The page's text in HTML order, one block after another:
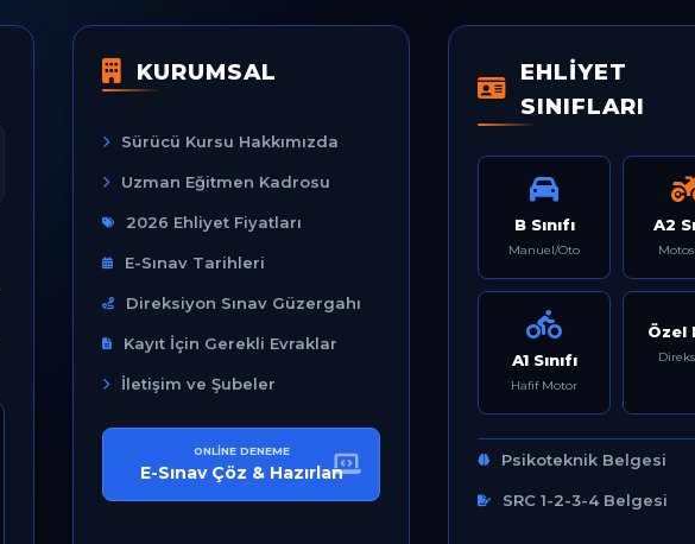
KURUMSAL
Sürücü Kursu Hakkımızda
Uzman Eğitmen Kadrosu
2026 Ehliyet Fiyatları
E-Sınav Tarihleri
Direksiyon Sınav Güzergahı
Kayıt İçin Gerekli Evraklar
İletişim ve Şubeler
ONLINE DENEME
E-Sınav Çöz & Hazırlan
EHLİYET
SINIFLARI
B Sınıfı
Manuel/Oto
A2
A1 Sınıfı
Hafif Motor
Özel
Psikoteknik Belgesi
SRC 1-2-3-4 Belgesi